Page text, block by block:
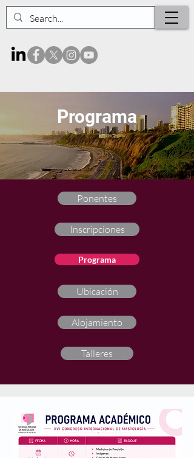
Programa
Ponentes
Inscripciones
Programa
Ubicación
Alojamiento
Talleres